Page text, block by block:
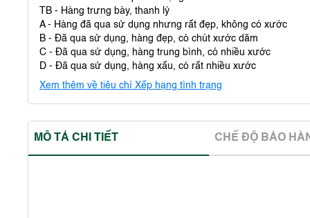
TB - Hàng trưng bày, thanh lý
A - Hàng đã qua sử dụng nhưng rất đẹp, không có xước
B - Đã qua sử dụng, hàng đẹp, có chút xước dăm
C - Đã qua sử dụng, hàng trung bình, có nhiều xước
D - Đã qua sử dụng, hàng xấu, có rất nhiều xước
Xem thêm về tiêu chí Xếp hạng tình trạng
MÔ TẢ CHI TIẾT CHẾ ĐỘ BẢO